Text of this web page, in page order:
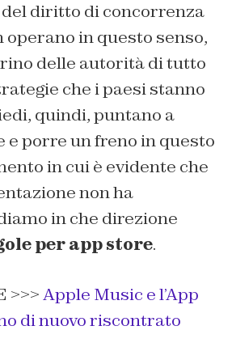
del diritto di concorrenza
operano in questo senso,
delle autorità di tutto
che i paesi stanno
quindi, puntano a
e porre un freno in questo
in cui è evidente che
non ha
in che direzione
per app store.
>>>Apple Music e l’App
di nuovo riscontrato